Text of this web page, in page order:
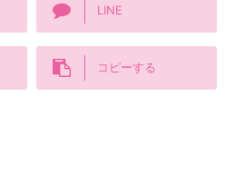
LINE
コピーする